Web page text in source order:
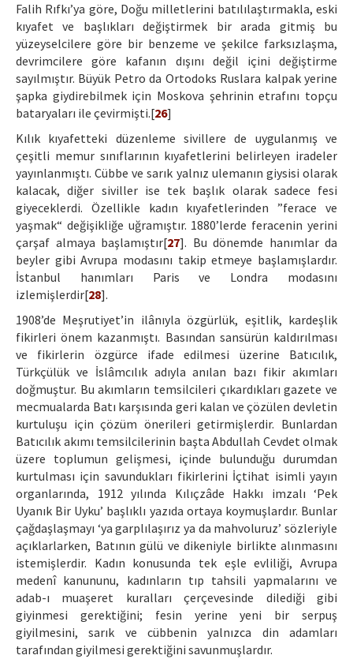
Falih Rıfkı’ya göre, Doğu milletlerini batılılaştırmakla, eski
kıyafet ve başlıkları değiştirmek bir arada gitmiş bu
yüzeyselcilere göre bir benzeme ve şekilce farksızlaşma,
devrimcilere göre kafanın dışını değil içini değiştirme
sayılmıştır. Büyük Petro da Ortodoks Ruslara kalpak yerine
şapka giydirebilmek için Moskova şehrinin etrafını topçu
bataryaları ile çevirmişti.[26]
Kılık kıyafetteki düzenleme sivillere de uygulanmış ve
çeşitli memur sınıflarının kıyafetlerini belirleyen iradeler
yayınlanmıştı. Cübbe ve sarık yalnız ulemanın giysisi olarak
kalacak, diğer siviller ise tek başlık olarak sadece fesi
giyeceklerdi. Özellikle kadın kıyafetlerinden ”ferace ve
yaşmak“ değişikliğe uğramıştır. 1880’lerde feracenin yerini
çarşaf almaya başlamıştır[27]. Bu dönemde hanımlar da
beyler gibi Avrupa modasını takip etmeye başlamışlardır.
İstanbul hanımları Paris ve Londra modasını
izlemişlerdir[28].
1908’de Meşrutiyet’in ilânıyla özgürlük, eşitlik, kardeşlik
fikirleri önem kazanmıştı. Basından sansürün kaldırılması
ve fikirlerin özgürce ifade edilmesi üzerine Batıcılık,
Türkçülük ve İslâmcılık adıyla anılan bazı fikir akımları
doğmuştur. Bu akımların temsilcileri çıkardıkları gazete ve
mecmualarda Batı karşısında geri kalan ve çözülen devletin
kurtuluşu için çözüm önerileri getirmişlerdir. Bunlardan
Batıcılık akımı temsilcilerinin başta Abdullah Cevdet olmak
üzere toplumun gelişmesi, içinde bulunduğu durumdan
kurtulması için savundukları fikirlerini İçtihat isimli yayın
organlarında, 1912 yılında Kılıçzâde Hakkı imzalı ‘Pek
Uyanık Bir Uyku’ başlıklı yazıda ortaya koymuşlardır. Bunlar
çağdaşlaşmayı ‘ya garplılaşırız ya da mahvoluruz’ sözleriyle
açıklarlarken, Batının gülü ve dikeniyle birlikte alınmasını
istemişlerdir. Kadın konusunda tek eşle evliliği, Avrupa
medenî kanununu, kadınların tıp tahsili yapmalarını ve
adab-ı muaşeret kuralları çerçevesinde dilediği gibi
giyinmesi gerektiğini; fesin yerine yeni bir serpuş
giyilmesini, sarık ve cübbenin yalnızca din adamları
tarafından giyilmesi gerektiğini savunmuşlardır.